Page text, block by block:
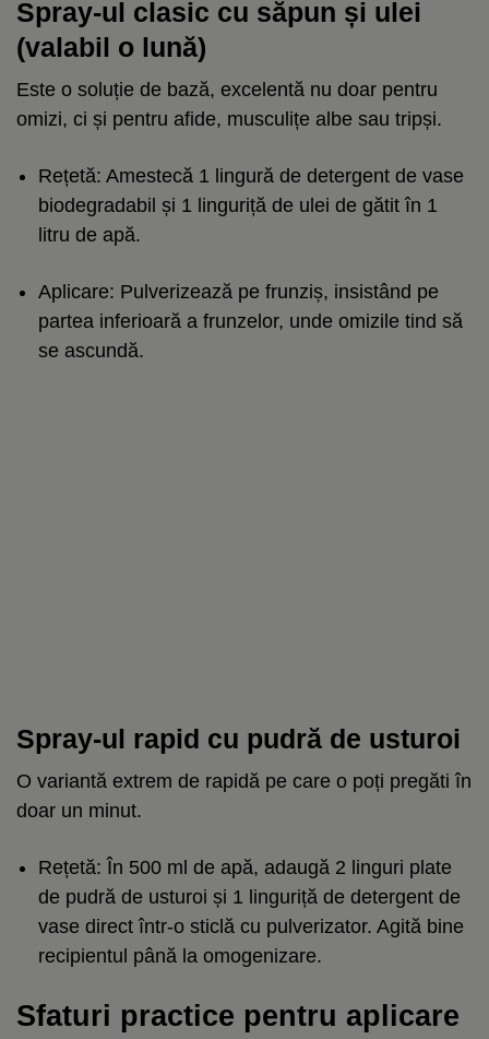
Spray-ul clasic cu săpun și ulei
(valabil o lună)
Este o soluție de bază, excelentă nu doar pentru
omizi, ci și pentru afide, musculițe albe sau tripși.
Rețetă: Amestecă 1 lingură de detergent de vase
biodegradabil și 1 linguriță de ulei de gătit în 1
litru de apă.
Aplicare: Pulverizează pe frunziș, insistând pe
partea inferioară a frunzelor, unde omizile tind să
se ascundă.
Spray-ul rapid cu pudră de usturoi
O variantă extrem de rapidă pe care o poți pregăti în
doar un minut.
Rețetă: În 500 ml de apă, adaugă 2 linguri plate
de pudră de usturoi și 1 linguriță de detergent de
vase direct într-o sticlă cu pulverizator. Agită bine
recipientul până la omogenizare.
Sfaturi practice pentru aplicare